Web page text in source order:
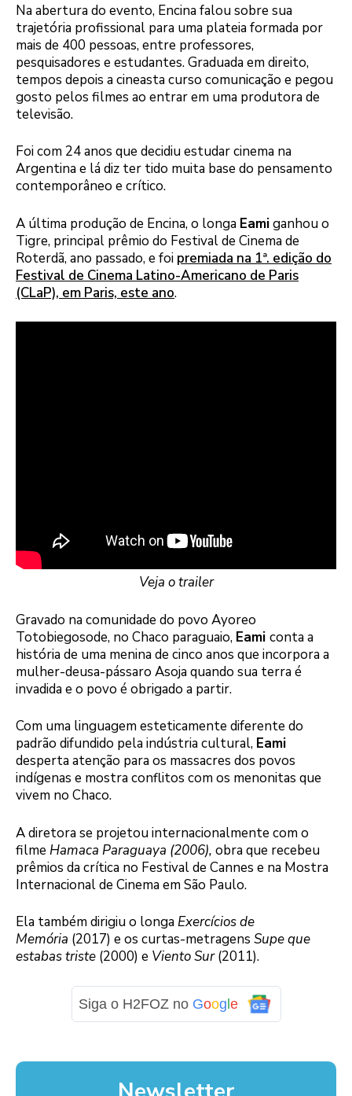
Na abertura do evento, Encina falou sobre sua
trajetória profissional para uma plateia formada por
mais de 400 pessoas, entre professores,
pesquisadores e estudantes. Graduada em direito,
tempos depois a cineasta curso comunicação e pegou
gosto pelos filmes ao entrar em uma produtora de
televisão.
Foi com 24 anos que decidiu estudar cinema na
Argentina e lá diz ter tido muita base do pensamento
contemporâneo e crítico.
A última produção de Encina, o longa Eamiganhou o
Tigre, principal prêmio do Festival de Cinema de
Roterdã, ano passado, e foi premiada na 1ª. edição do
Festival de Cinema Latino-Americano de Paris
(CLaP), em Paris, este ano.
Veja o trailer
Gravado na comunidade do povo Ayoreo
Totobiegosode, no Chaco paraguaio, Eami conta a
história de uma menina de cinco anos que incorpora a
mulher-deusa-pássaro Asoja quando sua terra é
invadida e o povo é obrigado a partir.
Com uma linguagem esteticamente diferente do
padrão difundido pela indústria cultural, Eami
desperta atenção para os massacres dos povos
indígenas e mostra conflitos com os menonitas que
vivem no Chaco.
A diretora se projetou internacionalmente com o
filme Hamaca Paraguaya (2006), obra que recebeu
prêmios da crítica no Festival de Cannes e na Mostra
Internacional de Cinema em São Paulo.
Ela também dirigiu o longaExercícios de
Memória (2017) e os curtas-metragens Supe que
estabas triste (2000) e Viento Sur(2011).
Siga o H2FOZ no Google